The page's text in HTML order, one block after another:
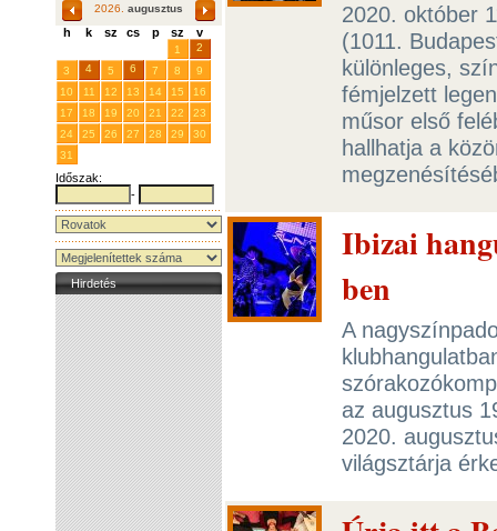
2026. augusztus
h k sz cs p sz v
1
2
3
4 5 6 7 8
9
10
11 12 13 14 15
16
17
18 19 20 21 22
23
24
25 26 27 28 29
30
31
Időszak:
-
Hirdetés
2020. október
(1011.
különleges,
fémjelzett
műsor első
hallhatja a
Ibizai
ben
A
az augusztus
2020.
világsztárja